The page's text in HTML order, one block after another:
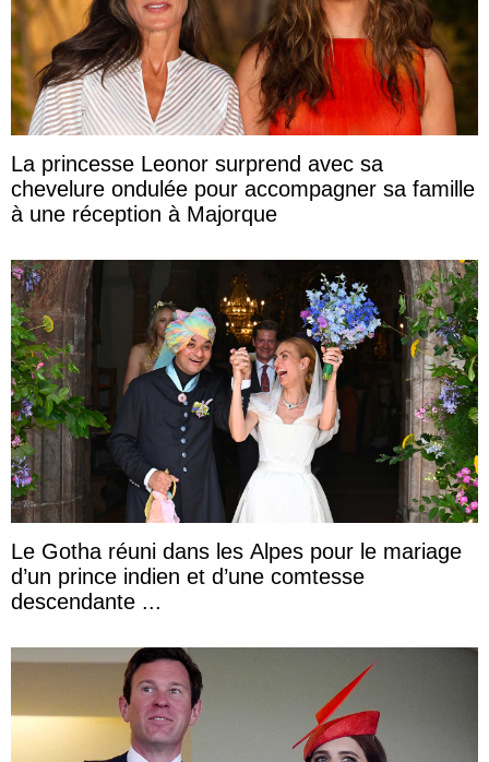
La princesse Leonor surprend avec sa
chevelure ondulée pour accompagner sa famille
à une réception à Majorque
Le Gotha réuni dans les Alpes pour le mariage
d’un prince indien et d’une comtesse
descendante ...